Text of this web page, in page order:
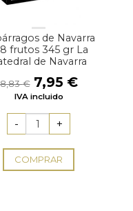
de Navarra
frutos 345 gr La
de Navarra
8,83€ El
precio
era:
8,83 €.
7,95 €El
IVA incluido
COMPRAR